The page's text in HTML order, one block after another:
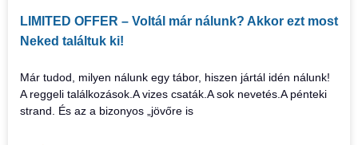
LIMITED OFFER – Voltál már nálunk? Akkor ezt most
Neked találtuk ki!
Már tudod, milyen nálunk egy tábor, hiszen jártál idén nálunk!
A reggeli találkozások.A vizes csaták.A sok nevetés.A pénteki
strand. És az a bizonyos „jövőre is